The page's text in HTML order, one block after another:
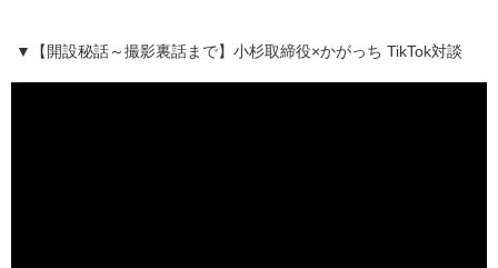
▼【開設秘話～撮影裏話まで】小杉取締役×かがっち TikTok対談